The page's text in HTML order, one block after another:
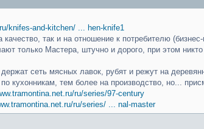
knifes-and-kitchen/ ... hen-knife1
так и на отношение к потребителю (бизнес-
только Мастера, штучно и дорого, при этом
сеть мясных лавок, рубят и режут на
кухонникам, тем более на производство, но...
ru/series/97-century
ru/series/ ... nal-master